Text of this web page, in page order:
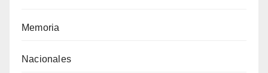
Memoria
Nacionales